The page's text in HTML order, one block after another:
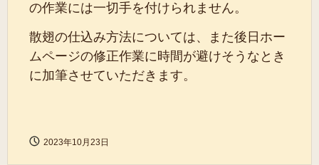
の作業には一切手を付けられません。
散翅の仕込み方法については、また後日ホー
ムページの修正作業に時間が避けそうなとき
に加筆させていただきます。
2023年10月23日